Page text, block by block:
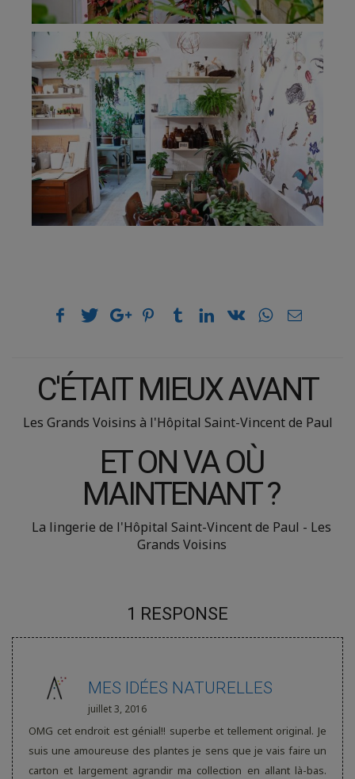
C'ÉTAIT MIEUX AVANT
Les Grands Voisins à l'Hôpital Saint-Vincent de Paul
ET ON VA OÙ
MAINTENANT ?
La lingerie de l'Hôpital Saint-Vincent de Paul - Les
Grands Voisins
1 RESPONSE
MES IDÉES NATURELLES
juillet 3, 2016
OMG cet endroit est génial!! superbe et tellement original. Je
suis une amoureuse des plantes je sens que je vais faire un
carton et largement agrandir ma collection en allant là-bas.